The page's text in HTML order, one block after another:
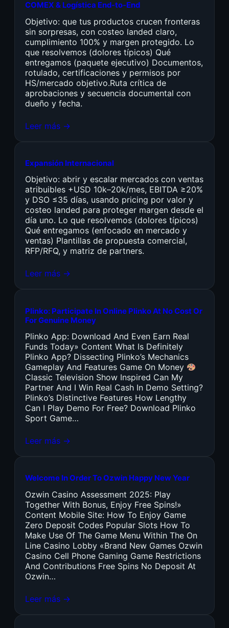
COMEX & Logística End-to-End
Objetivo: que tus productos crucen fronteras
sin sorpresas, con costeo landed claro,
cumplimiento 100% y margen protegido. Lo
que resolvemos (dolores típicos) Qué
entregamos (paquete ejecutivo) Documentos,
rotulado, certificaciones y permisos por
HS/mercado objetivo.Ruta crítica de
aprobaciones y secuencia documental con
dueño y fecha.
Leer más →
Expansión Internacional
Objetivo: abrir y escalar mercados con ventas
atribuibles +USD 10k–20k/mes, EBITDA ≥20%
y DSO ≤35 días, usando pricing por valor y
costeo landed para proteger margen desde el
día uno. Lo que resolvemos (dolores típicos)
Qué entregamos (enfocado en mercado y
ventas) Plantillas de propuesta comercial,
RFP/RFQ, y matriz de partners.
Leer más →
Plinko: Participate In Online Plinko At No Cost Or
For Genuine Money
Plinko App: Download And Even Earn Real
Funds Today» Content What Is Definitely
Plinko App? Dissecting Plinko’s Mechanics
Gameplay And Features Game On Money
Classic Television Show Inspired Can My
Partner And I Win Real Cash In Demo Setting?
Plinko’s Distinctive Features How Lengthy
Can I Play Demo For Free? Download Plinko
Sport Game…
Leer más →
Welcome In Order To Ozwin Happy New Year
Ozwin Casino Assessment 2025: Play
Together With Bonus, Enjoy Free Spins!»
Content Mobile Site: How To Enjoy Game
Zero Deposit Codes Popular Slots How To
Make Use Of The Game Menu Within The On
Line Casino Lobby «Brand New Games Ozwin
Casino Cell Phone Gaming Game Restrictions
And Contributions Free Spins No Deposit At
Ozwin…
Leer más →